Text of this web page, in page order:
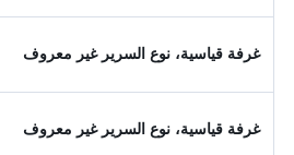
غرفة قياسية، نوع السرير غير معروف
غرفة قياسية، نوع السرير غير معروف